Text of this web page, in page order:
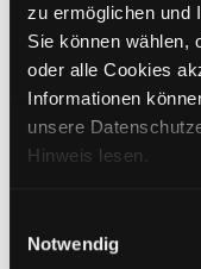
zu ermöglichen und
Sie können wählen,
oder alle Cookies
Informationen
unsere
Hinweis lesen.
Notwendig
BITTE WÄHLEN SIE EINE
GRÖSSENANGABEN